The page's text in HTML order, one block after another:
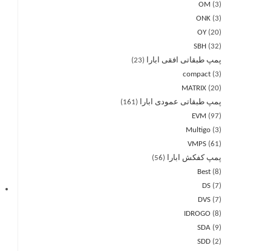
OM
3
ONK 3
OY 20
SBH 32
پمپ طبقاتی افقی ابارا
23
compact 3
MATRIX 20
پمپ طبقاتی عمودی ابارا
161
EVM
97
Multigo 3
VMPS 61
پمپ کفکش ابارا
56
Best 8
DS 7
DVS 7
IDROGO
8
SDA
9
SDD 2